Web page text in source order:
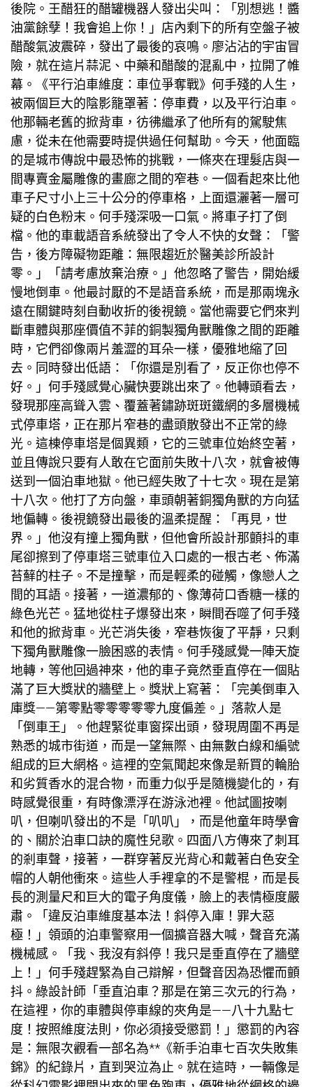
後院。王醋狂的醋罐機器人發出尖叫：「別想逃！醬
油黨餘孽！我會追上你！」店內剩下的所有空盤子被
醋酸氣波震碎，發出了最後的哀鳴。廖沾沾的宇宙冒
險，就在這片蒜泥、中藥和醋酸的混亂中，拉開了帷
幕。《平行泊車維度：車位爭奪戰》何手殘的人生，
被兩個巨大的陰影籠罩著：停車費，以及平行泊車。
他那輛老舊的掀背車，彷彿繼承了他所有的駕駛焦
慮，從未在他需要時提供過任何幫助。今天，他面臨
的是城市傳說中最恐怖的挑戰，一條夾在理髮店與一
間專賣金屬雕像的畫廊之間的窄巷。一個看起來比他
車子尺寸小上三十公分的停車格，上面還灑著一層可
疑的白色粉末。何手殘深吸一口氣。將車子打了倒
檔。他的車載語音系統發出了令人不快的女聲：「警
告，後方障礙物距離：無限趨近於醫美診所設計
零。」「請考慮放棄治療。」他忽略了警告，開始緩
慢地倒車。他最討厭的不是語音系統，而是那兩塊永
遠在關鍵時刻自動收折的後視鏡。當他需要它們來判
斷車體與那座價值不菲的銅製獨角獸雕像之間的距離
時，它們卻像兩片羞澀的耳朵一樣，優雅地縮了回
去。同時發出低語：「你還是別看了，反正你也停不
好。」何手殘感覺心臟快要跳出來了。他轉頭看去，
發現那座高聳入雲、覆蓋著鏽跡斑斑鐵網的多層機械
式停車塔，正在那片窄巷的盡頭散發出不正常的綠
光。這棟停車塔是個異類，它的三號車位始終空著，
並且傳說只要有人敢在它面前失敗十八次，就會被傳
送到一個泊車地獄。他已經失敗了十七次。現在是第
十八次。他打了方向盤，車頭朝著銅獨角獸的方向猛
地偏轉。後視鏡發出最後的溫柔提醒：「再見，世
界。」他沒有撞上獨角獸，但他會所設計那顫抖的車
尾卻擦到了停車塔三號車位入口處的一根古老、佈滿
苔蘚的柱子。不是撞擊，而是輕柔的碰觸，像戀人之
間的耳語。接著，一道濃郁的、像薄荷口香糖一樣的
綠色光芒。猛地從柱子爆發出來，瞬間吞噬了何手殘
和他的掀背車。光芒消失後，窄巷恢復了平靜，只剩
下獨角獸雕像一臉困惑的表情。何手殘感覺一陣天旋
地轉，等他回過神來，他的車子竟然垂直停在一個貼
滿了巨大獎狀的牆壁上。獎狀上寫著：「完美倒車入
庫獎——第零點零零零零零九度偏差。」落款人是
「倒車王」。他趕緊從車窗探出頭，發現周圍不再是
熟悉的城市街道，而是一望無際、由無數白線和編號
組成的巨大網格。這裡的空氣聞起來像是新買的輪胎
和劣質香水的混合物，而重力似乎是隨機變化的，有
時感覺很重，有時像漂浮在游泳池裡。他試圖按喇
叭，但喇叭發出的不是「叭叭」，而是他童年時學會
的、關於泊車口訣的魔性兒歌。四面八方傳來了刺耳
的剎車聲，接著，一群穿著反光背心和戴著白色安全
帽的人朝他衝來。這些人手裡拿的不是警棍，而是長
長的測量尺和巨大的電子角度儀，臉上的表情極度嚴
肅。「違反泊車維度基本法！斜停入庫！罪大惡
極！」領頭的泊車警察用一個擴音器大喊，聲音充滿
機械感。「我、我沒有斜停！我只是垂直停在了牆壁
上！」何手殘趕緊為自己辯解，但聲音因為恐懼而顫
抖。 綠設計師 「垂直泊車？那是在第三次元的行為，
在這裡，你的車體與停車線的夾角是——八十九點七
度！按照維度法則，你必須接受懲罰！」懲罰的內容
是：無限次觀看一部名為**《新手泊車七百次失敗集
錦》的紀錄片，直到哭泣為止。就在這時，一輛像是